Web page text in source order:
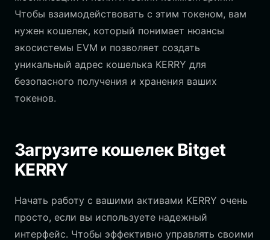
Чтобы взаимодействовать с этим токеном, вам
нужен кошелек, который понимает нюансы
экосистемы EVM и позволяет создать
уникальный адрес кошелька KERRY для
безопасного получения и хранения ваших
токенов.
Загрузите кошелек Bitget
KERRY
Начать работу с вашими активами KERRY очень
просто, если вы используете надежный
интерфейс. Чтобы эффективно управлять своими